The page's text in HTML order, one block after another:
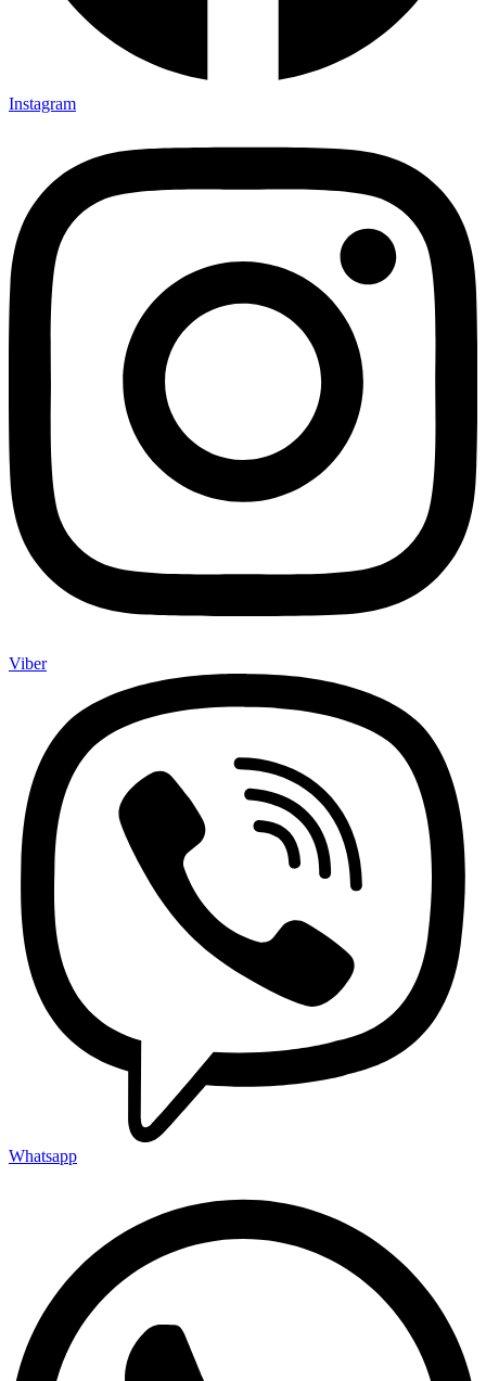
Instagram
Viber
Whatsapp